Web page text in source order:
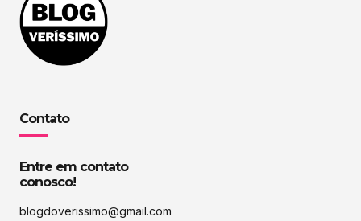
Contato
Entre em contato
conosco!
blogdoverissimo@gmail.com